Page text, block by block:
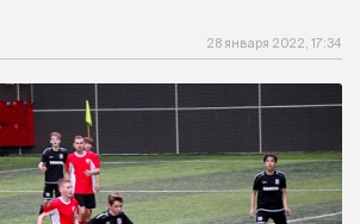
28 января 2022, 17:34